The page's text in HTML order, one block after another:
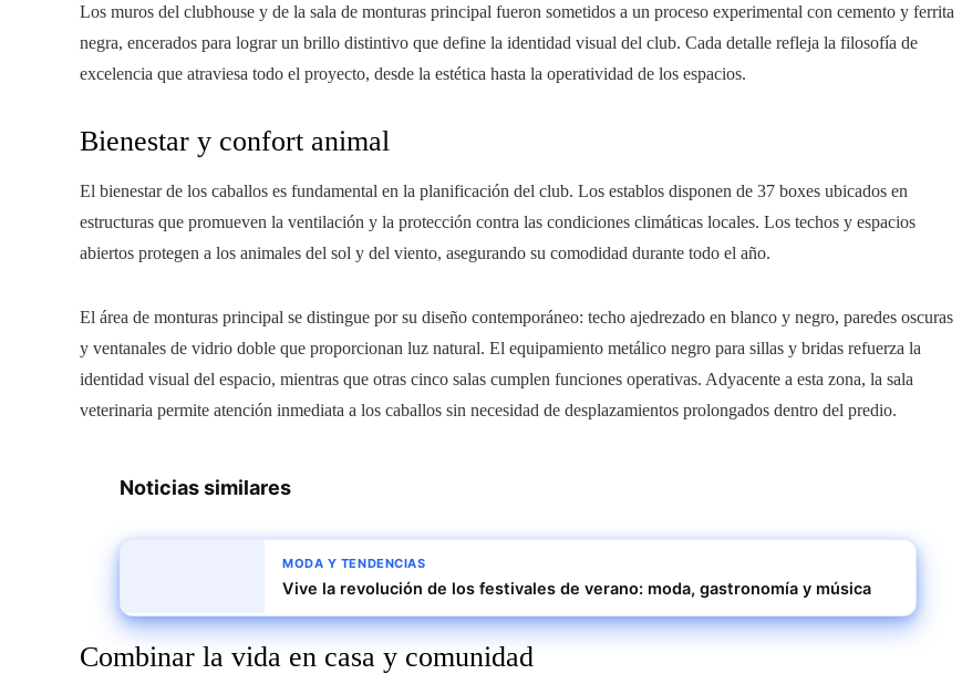
Los muros del clubhouse y de la sala de monturas principal fueron sometidos a un proceso experimental con cemento y ferrita
negra, encerados para lograr un brillo distintivo que define la identidad visual del club. Cada detalle refleja la filosofía de
excelencia que atraviesa todo el proyecto, desde la estética hasta la operatividad de los espacios.
Bienestar y confort animal
El bienestar de los caballos es fundamental en la planificación del club. Los establos disponen de 37 boxes ubicados en
estructuras que promueven la ventilación y la protección contra las condiciones climáticas locales. Los techos y espacios
abiertos protegen a los animales del sol y del viento, asegurando su comodidad durante todo el año.
El área de monturas principal se distingue por su diseño contemporáneo: techo ajedrezado en blanco y negro, paredes oscuras
y ventanales de vidrio doble que proporcionan luz natural. El equipamiento metálico negro para sillas y bridas refuerza la
identidad visual del espacio, mientras que otras cinco salas cumplen funciones operativas. Adyacente a esta zona, la sala
veterinaria permite atención inmediata a los caballos sin necesidad de desplazamientos prolongados dentro del predio.
Noticias similares
MODA Y TENDENCIAS
Vive la revolución de los festivales de verano: moda, gastronomía y música
Combinar la vida en casa y comunidad